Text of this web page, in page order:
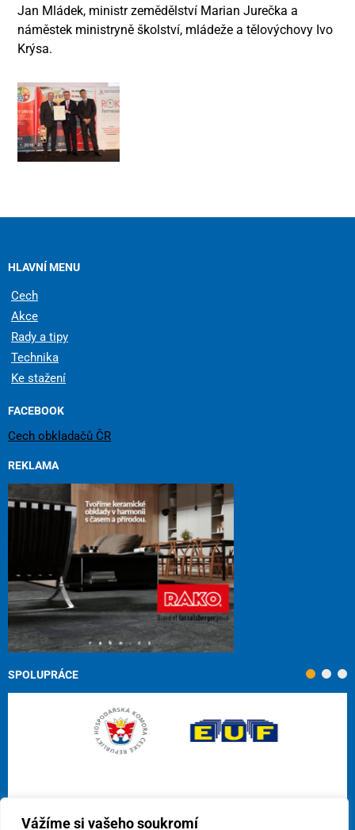
Vážíme si vašeho soukromí
Jan Mládek, ministr zemědělství Marian Jurečka a
náměstek ministryně školství, mládeže a tělovýchovy Ivo
Krýsa.
HLAVNÍ MENU
Cech
Akce
Rady a tipy
Technika
Ke stažení
FACEBOOK
Cech obkladačů ČR
REKLAMA
SPOLUPRÁCE